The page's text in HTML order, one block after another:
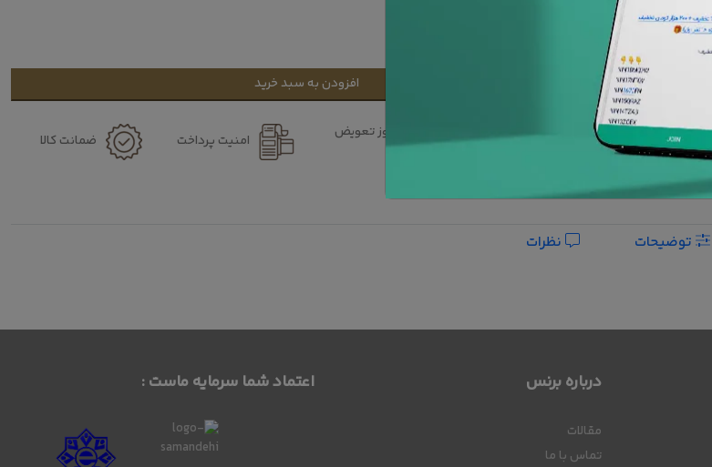
افزودن به سبد خرید
۷ روز تعویض
کالا
امنیت پرداخت ضمانت کالا
افزودن به علاقه مندی ها
درباره برنس
مقالات
تماس با ما
اعتماد شما سرمایه ماست :